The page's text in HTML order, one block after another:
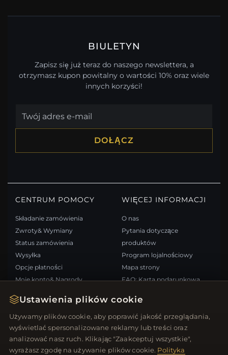
Ustawienia plików cookie
Używamy plików cookie, aby poprawić jakość przeglądania,
wyświetlać spersonalizowane reklamy lub treści oraz
analizować nasz ruch. Klikając "Zaakceptuj wszystkie",
wyrażasz zgodę na używanie plików cookie. Polityka
BIULETYN
Zapisz się już teraz do naszego newslettera, a
otrzymasz kupon powitalny o wartości 10% oraz wiele
innych korzyści!
DOŁĄCZ
CENTRUM POMOCY
Składanie zamówienia
Zwroty& Wymiany
Status zamówienia
Wysyłka
Opcje płatności
Moje konto& Nagrody
WIĘCEJ INFORMACJI
O nas
Pytania dotyczące
produktów
Program lojalnościowy
Mapa strony
FAQ: Karta podarunkowa
Wypisz się z newslettera
SZYBKIE LINKI
Nowe produkty
ŚLEDŹ NAS